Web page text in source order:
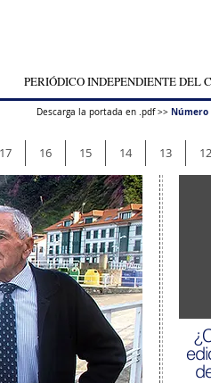
PERIÓDICO INDEPENDIENTE DEL
Descarga la portada en .pdf >> Número
17 16 15 14 13 12